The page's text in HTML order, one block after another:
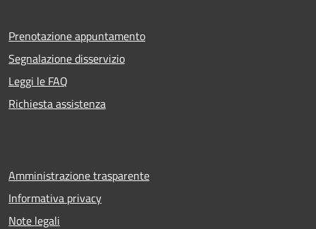
Prenotazione appuntamento
Segnalazione disservizio
Leggi le FAQ
Richiesta assistenza
Amministrazione trasparente
Informativa privacy
Note legali